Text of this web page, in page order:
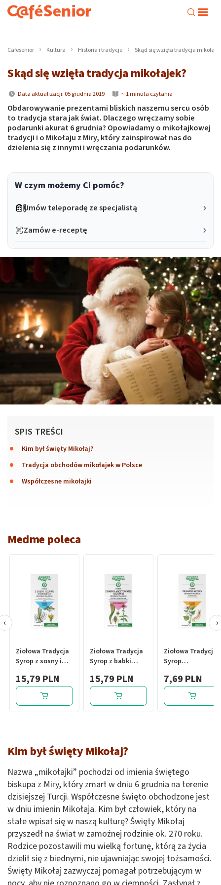
Cafesenior Kultura Historia i tradycje Skąd się wzięła tradycja
Skąd się wzięła tradycja mikołajek?
Data aktualizacji: 05 grudnia 2019 ~ 1 minuta czytania
Obdarowywanie prezentami bliskich naszemu sercu osób
to tradycja stara jak świat. Dlaczego wręczamy sobie
podarunki akurat 6 grudnia? Opowiadamy o mikołajkowej
tradycji i o Mikołaju z Miry, który zainspirował nas do
dzielenia się z innymi i wręczania podarunków.
W czym możemy Ci pomóc?
Umów teleporadę ze specjalistą
Zamów e-receptę
SPIS TREŚCI
Kim był święty Mikołaj?
Tradycja obchodów mikołajek w Polsce
Współczesne mikołajki
Medme poleca
Ziołowa Tradycja
Syrop z sosny i
syrop, 125 g
15,79 PLN
Ziołowa Tradycja
Syrop z babki
jeżówki, (642,5 mg
+ 160,6 mg)/5 ml,
syrop, 125 g
15,79 PLN
Ziołowa Tradycja
Syrop
35,9g/100g, syrop,
125 g
7,69 PLN
‹ ›
Kim był święty Mikołaj?
Nazwa „mikołajki” pochodzi od imienia świętego
biskupa z Miry, który zmarł w dniu 6 grudnia na terenie
dzisiejszej Turcji. Współczesne święto obchodzone jest
w dniu imienin Mikołaja. Kim był człowiek, który na
stałe wpisał się w naszą kulturę? Święty Mikołaj
przyszedł na świat w zamożnej rodzinie ok. 270 roku.
Rodzice pozostawili mu wielką fortunę, którą za życia
dzielił się z biednymi, nie ujawniając swojej tożsamości.
Święty Mikołaj zazwyczaj pomagał potrzebującym w